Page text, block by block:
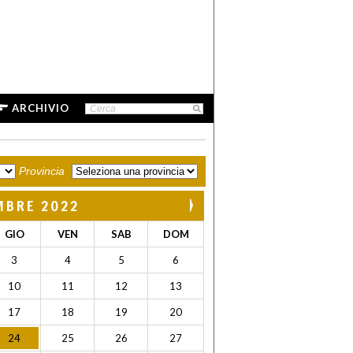
ARCHIVIO
Provincia
2022
GIO VEN SAB DOM
3 4 5 6
10 11 12 13
17 18 19 20
24 25 26 27